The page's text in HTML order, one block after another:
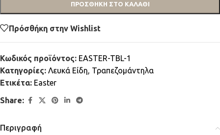
ΠΡΟΣΘΉΚΗ ΣΤΟ ΚΑΛΆΘΙ
Πρόσθήκη στην Wishlist
Κωδικός προϊόντος: EASTER-TBL-1
Κατηγορίες: Λευκά Είδη, Τραπεζομάντηλα
Ετικέτα: Easter
Share:
Περιγραφή